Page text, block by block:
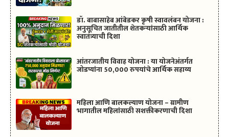
डॉ. बाबासाहेब आंबेडकर कृषी स्वावलंबन योजना :
अनुसूचित जातीतील शेतकऱ्यांसाठी आर्थिक
स्वातंत्र्याची दिशा
आंतरजातीय विवाह योजना : या योजनेअंतर्गत
जोडप्यांना 50,000 रुपयांचे आर्थिक सहाय्य
महिला आणि बालकल्याण योजना – ग्रामीण
भागातील महिलांसाठी सशक्तीकरणाची दिशा